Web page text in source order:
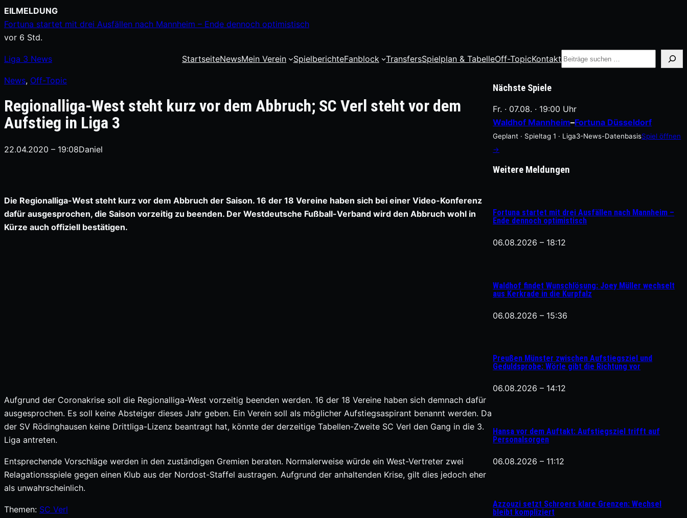
Zum
Inhalt
springen
EILMELDUNG
Fortuna startet mit drei Ausfällen nach Mannheim – Ende dennoch optimistisch
vor 6 Std.
Liga 3 News StartseiteNewsMein Verein SpielberichteFanblock TransfersSpielplan & TabelleOff-TopicKontakt Suche
News, Off-Topic
Regionalliga-West steht kurz vor dem Abbruch; SC Verl steht vor dem
Aufstieg in Liga 3
22.04.2020 – 19:08Daniel
Die Regionalliga-West steht kurz vor dem Abbruch der Saison. 16 der 18 Vereine haben sich bei einer Video-Konferenz
dafür ausgesprochen, die Saison vorzeitig zu beenden. Der Westdeutsche Fußball-Verband wird den Abbruch wohl in
Kürze auch offiziell bestätigen.
Aufgrund der Coronakrise soll die Regionalliga-West vorzeitig beenden werden. 16 der 18 Vereine haben sich demnach dafür
ausgesprochen. Es soll keine Absteiger dieses Jahr geben. Ein Verein soll als möglicher Aufstiegsaspirant benannt werden. Da
der SV Rödinghausen keine Drittliga-Lizenz beantragt hat, könnte der derzeitige Tabellen-Zweite SC Verl den Gang in die 3.
Liga antreten.
Entsprechende Vorschläge werden in den zuständigen Gremien beraten. Normalerweise würde ein West-Vertreter zwei
Relagationsspiele gegen einen Klub aus der Nordost-Staffel austragen. Aufgrund der anhaltenden Krise, gilt dies jedoch eher
als unwahrscheinlich.
Themen: SC Verl
Nächste Spiele
Fr. · 07.08. · 19:00 Uhr
Waldhof Mannheim–Fortuna Düsseldorf
Geplant · Spieltag 1 · Liga3-News-DatenbasisSpiel öffnen
→
Weitere Meldungen
Fortuna startet mit drei Ausfällen nach Mannheim –
Ende dennoch optimistisch
06.08.2026 – 18:12
Waldhof findet Wunschlösung: Joey Müller wechselt
aus Kerkrade in die Kurpfalz
06.08.2026 – 15:36
Preußen Münster zwischen Aufstiegsziel und
Geduldsprobe: Wörle gibt die Richtung vor
06.08.2026 – 14:12
Hansa vor dem Auftakt: Aufstiegsziel trifft auf
Personalsorgen
06.08.2026 – 11:12
Azzouzi setzt Schroers klare Grenzen: Wechsel
bleibt kompliziert